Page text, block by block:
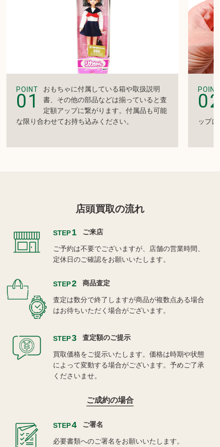
POINT
01
おもちゃに付属している箱や取扱説明
書、その他の部品などは揃っていると査
定額アップに繋がります。付属品も可能
な限り合わせてお持ち込みください。
POINT
ップ
店頭買取の流れ
STEP1 ご来店
ご予約は不要でございますが、店舗の営業時間、
定休日のご確認をお願いいたします。
STEP2 商品査定
査定は数分で終了しますが商品が複数点ある場合
はお待ちいただく場合がございます。
STEP3 査定額のご提示
買取価格をご提示いたします。価格は時期や状態
によって変動する場合がございます。予めご了承
くださいませ。
ご成約の場合
STEP4 ご署名
必要書類へのご署名をお願いいたします。